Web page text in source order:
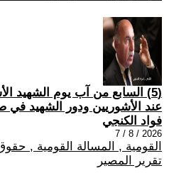
(5) السابع من آب يوم الشهيد
عند الأشوريين ودور الشهيد في
فواد الكنجي
2026 / 8 / 7
القومية , المسالة القومية ,
تقرير المصير